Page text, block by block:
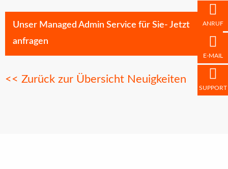
Unser Managed Admin Service für Sie- Jetzt
anfragen
<< Zurück zur Übersicht Neuigkeiten
ANRUF
E-MAIL
SUPPORT